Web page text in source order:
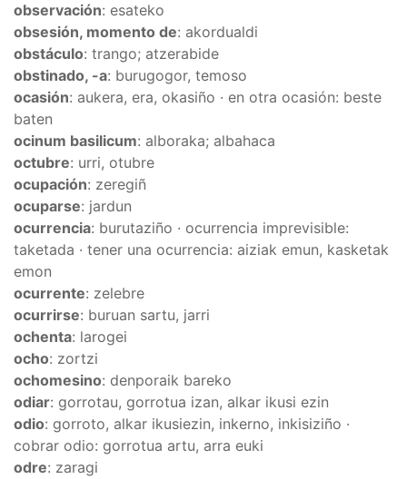
observación: esateko
obsesión, momento de: akordualdi
obstáculo: trango; atzerabide
obstinado, -a: burugogor, temoso
ocasión: aukera, era, okasiño · en otra ocasión: beste
baten
ocinum basilicum: alboraka; albahaca
octubre: urri, otubre
ocupación: zeregiñ
ocuparse: jardun
ocurrencia: burutaziño · ocurrencia imprevisible:
taketada · tener una ocurrencia: aiziak emun, kasketak
emon
ocurrente: zelebre
ocurrirse: buruan sartu, jarri
ochenta: larogei
ocho: zortzi
ochomesino: denporaik bareko
odiar: gorrotau, gorrotua izan, alkar ikusi ezin
odio: gorroto, alkar ikusiezin, inkerno, inkisiziño ·
cobrar odio: gorrotua artu, arra euki
odre: zaragi